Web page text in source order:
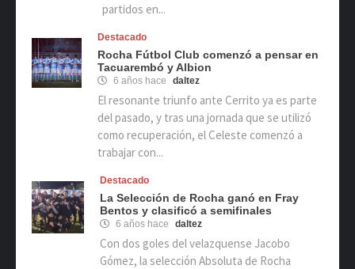
partidos en...
Destacado
Rocha Fútbol Club comenzó a pensar en
Tacuarembó y Albion
6 años hace daltez
El resonante triunfo ante Cerrito ya es parte
del pasado, y tras una jornada que se utilizó
como recuperación, el Celeste comenzó a
trabajar con...
Destacado
La Selección de Rocha ganó en Fray
Bentos y clasificó a semifinales
6 años hace daltez
Con dos goles del velazquense Jacobo
Gómez, la selección Absoluta de Rocha